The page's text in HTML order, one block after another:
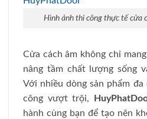
Hình ảnh thi công thực tế cửa
Cửa cách âm không chỉ
nâng tầm chất lượng sống
Với nhiều dòng sản phẩm
công vượt trội,
hành cùng bạn để tạo nên